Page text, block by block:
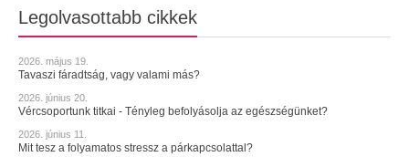
Legolvasottabb cikkek
2026. május 19.
Tavaszi fáradtság, vagy valami más?
2026. június 20.
Vércsoportunk titkai - Tényleg befolyásolja az egészségünket?
2026. június 11.
Mit tesz a folyamatos stressz a párkapcsolattal?